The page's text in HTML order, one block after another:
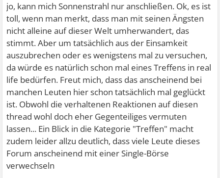
jo, kann mich Sonnenstrahl nur anschließen. Ok, es ist
toll, wenn man merkt, dass man mit seinen Ängsten
nicht alleine auf dieser Welt umherwandert, das
stimmt. Aber um tatsächlich aus der Einsamkeit
auszubrechen oder es wenigstens mal zu versuchen,
da würde es natürlich schon mal eines Treffens in real
life bedürfen. Freut mich, dass das anscheinend bei
manchen Leuten hier schon tatsächlich mal geglückt
ist. Obwohl die verhaltenen Reaktionen auf diesen
thread wohl doch eher Gegenteiliges vermuten
lassen... Ein Blick in die Kategorie "Treffen" macht
zudem leider allzu deutlich, dass viele Leute dieses
Forum anscheinend mit einer Single-Börse
verwechseln